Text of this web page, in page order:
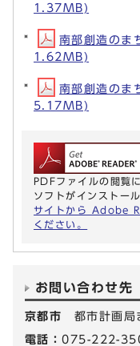
1.37MB)
南部創造のま
1.62MB)
南部創造のま
5.17MB)
PDFファイルの閲覧
ソフトがインストー
サイトから Adobe
ください。
お問い合わせ先
京都市 都市計画局
電話：075-222-